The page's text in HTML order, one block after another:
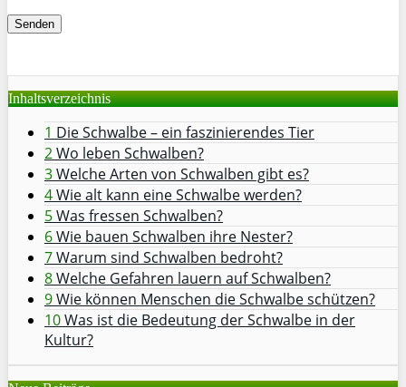
Inhaltsverzeichnis
1 Die Schwalbe – ein faszinierendes Tier
2Wo leben Schwalben?
3Welche Arten von Schwalben gibt es?
4Wie alt kann eine Schwalbe werden?
5Was fressen Schwalben?
6Wie bauen Schwalben ihre Nester?
7Warum sind Schwalben bedroht?
8Welche Gefahren lauern auf Schwalben?
9Wie können Menschen die Schwalbe schützen?
10Was ist die Bedeutung der Schwalbe in der
Kultur?